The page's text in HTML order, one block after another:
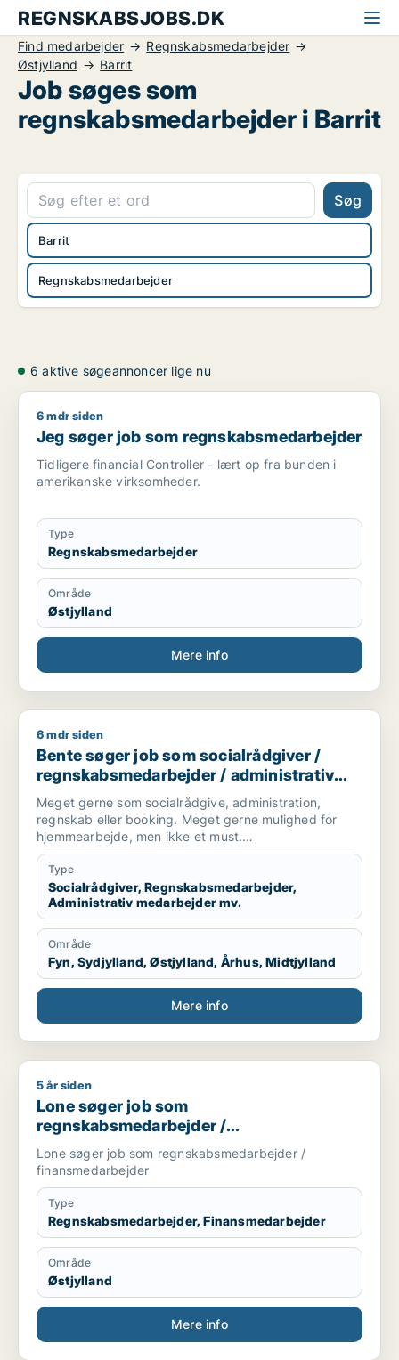
REGNSKABSJOBS.DK
Find medarbejder
Regnskabsmedarbejder
Østjylland
Barrit
Job søges som
regnskabsmedarbejder i Barrit
Søg
Regnskabsmedarbejder
Barrit
6 aktive søgeannoncer lige nu
Jeg søger job som regnskabsmedarbejder
6 mdr siden
Jeg søger job som regnskabsmedarbejder
Tidligere financial Controller - lært op fra bunden i
amerikanske virksomheder.
Type
Regnskabsmedarbejder
Område
Østjylland
Mere info
Bente søger job som socialrådgiver /
6 mdr siden
Bente søger job som socialrådgiver /
regnskabsmedarbejder / administrativ
medarbejder / kontorassistent
Meget gerne som socialrådgive, administration,
regnskab eller booking. Meget gerne mulighed for
hjemmearbejde, men ikke et must.
Sekretær for studerende
Type
Socialrådgiver, Regnskabsmedarbejder,
Administrativ medarbejder mv.
Område
Fyn, Sydjylland, Østjylland, Århus, Midtjylland
Mere info
Lone søger job som regnskabsmedarbejder /
5 år siden
Lone søger job som
regnskabsmedarbejder /
finansmedarbejder
Lone søger job som regnskabsmedarbejder /
finansmedarbejder
Type
Regnskabsmedarbejder, Finansmedarbejder
Område
Østjylland
Mere info